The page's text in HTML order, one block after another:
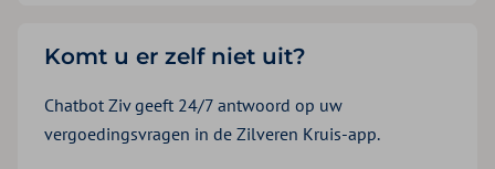
Komt u er zelf niet uit?
Chatbot Ziv geeft 24/7 antwoord op uw
vergoedingsvragen in de Zilveren Kruis-app.